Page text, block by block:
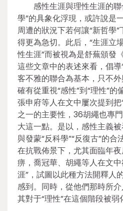
感性生涯與理性生涯的
學”的具象化浮現，或許說是
周遭的狀況下若何讓“新哲學
得更為急切。此后，“生涯立
性生涯”而被視為是舒蕪頒發
這些文章中的表述來看，倡
客不雅的聯合為基本，只不
確有從重視“感性”到“理性”的
張申府等人在文中屢次提到
之一的主要性，36胡繩也專
大這一點。是以，感性主義
與發蒙“反科學”“反復古”的
在抗戰佈景下，尤其面臨年
痹，喬冠華、胡繩等人在文
涯”，試圖以此種方法開釋人
感到。同時，從他們那時所
其對于“理性”在這個階段被弱